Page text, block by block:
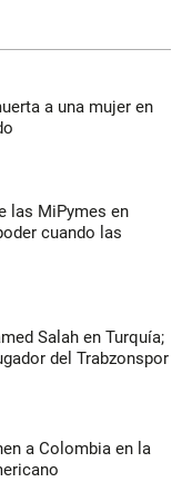
a una mujer en
las MiPymes en
cuando las
Salah en Turquía;
del Trabzonspor
a Colombia en la